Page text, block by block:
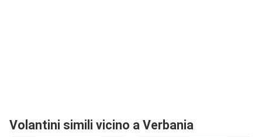
Volantini simili vicino a Verbania